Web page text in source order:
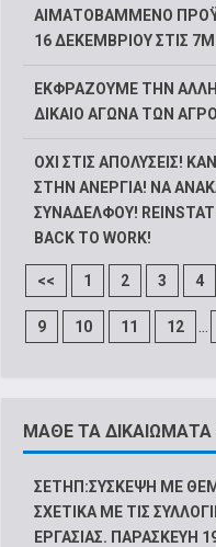
ΑΙΜΑΤΟΒΑΜΜΕΝΟ
16 ΔΕΚΕΜΒΡΙΟΥ ΣΤΙΣ
ΕΚΦΡΑΖΟΥΜΕ ΤΗΝ
ΔΙΚΑΙΟ ΑΓΩΝΑ ΤΩΝ
ΟΧΙ ΣΤΙΣ ΑΠΟΛΥΣΕΙΣ!
ΣΤΗΝ ΑΝΕΡΓΙΑ! ΝΑ
ΣΥΝΑΔΕΛΦΟΥ!
BACK TO WORK!
<< 1 2 3 4
9 10 11 12
ΜΑΘΕ ΤΑ ΔΙΚΑΙΩΜΑΤΑ
ΣΕΤΗΠ:ΣΥΣΚΕΨΗ ΜΕ
ΣΧΕΤΙΚΑ ΜΕ ΤΙΣ
ΕΡΓΑΣΙΑΣ. ΠΑΡΑΣΚΕΥΗ